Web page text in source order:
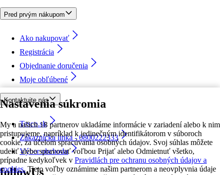
Nastavenia súkromia
My a našich 18 partnerov ukladáme informácie v zariadení alebo k nim
pristupujeme, napríklad k jedinečným identifikátorom v súboroch
cookie, za účelom spracúvania osobných údajov. Svoj súhlas môžete
udeliť alebo spravovať voľbou Prijať alebo Odmietnuť všetko,
prípadne kedykoľvek v Pravidlách pre ochranu osobných údajov a
cookies. Tieto voľby oznámime našim partnerom a neovplyvnia údaje
Pred prvým nákupom
Ako nakupovať
Registrácia
Objednanie doručenia
Moje obľúbené
Kontaktujte nás
Tesco.sk
Zákaznícka linka - 0800222333
Výber obchodu
followUs